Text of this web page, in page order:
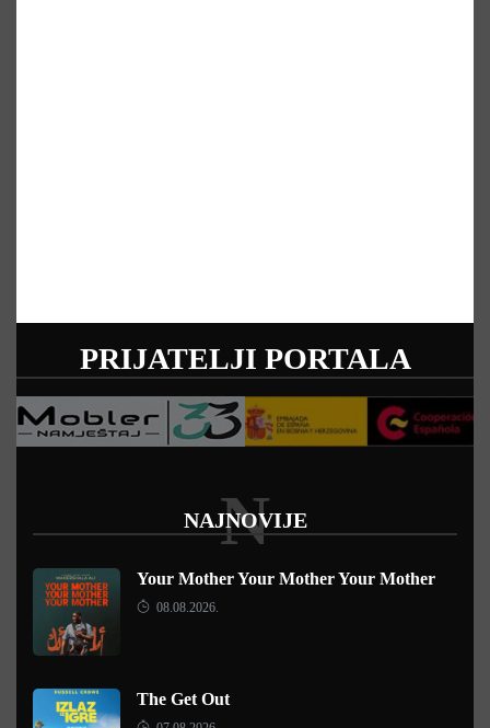
PRIJATELJI PORTALA
NAJNOVIJE
N
Your Mother Your Mother Your Mother
08.08.2026.
The Get Out